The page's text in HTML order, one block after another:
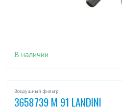
В наличии
Воздушный фильтр
3658739 M 91 LANDINI